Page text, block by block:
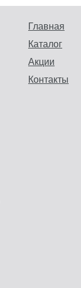
Главная
Каталог
Акции
Контакты